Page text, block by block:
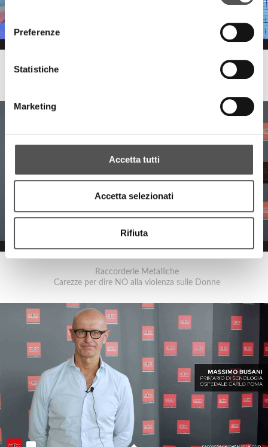
consenso
Preferenze
Statistiche
Marketing
Accetta tutti
Accetta selezionati
Rifiuta
RacMet Padel 1° Torneo Grossisti Termoidraulici
Raccorderie Metalliche
Carezze per dire NO alla violenza sulle Donne